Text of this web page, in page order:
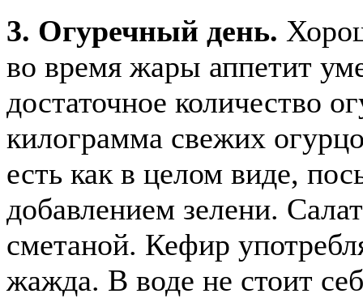
3. Огуречный день.
во время жары аппетит
достаточное количество
килограмма свежих
есть как в целом виде,
добавлением зелени.
сметаной. Кефир
жажда. В воде не стоит